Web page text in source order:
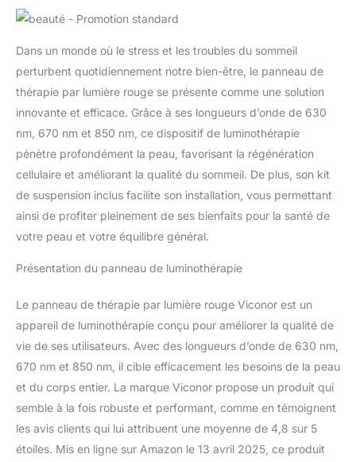
Dans un monde où le stress et les troubles du sommeil
perturbent quotidiennement notre bien-être, le panneau de
thérapie par lumière rouge se présente comme une solution
innovante et efficace. Grâce à ses longueurs d’onde de 630
nm, 670 nm et 850 nm, ce dispositif de luminothérapie
pénètre profondément la peau, favorisant la régénération
cellulaire et améliorant la qualité du sommeil. De plus, son kit
de suspension inclus facilite son installation, vous permettant
ainsi de profiter pleinement de ses bienfaits pour la santé de
votre peau et votre équilibre général.
Présentation du panneau de luminothérapie
Le panneau de thérapie par lumière rouge Viconor est un
appareil de luminothérapie conçu pour améliorer la qualité de
vie de ses utilisateurs. Avec des longueurs d’onde de 630 nm,
670 nm et 850 nm, il cible efficacement les besoins de la peau
et du corps entier. La marque Viconor propose un produit qui
semble à la fois robuste et performant, comme en témoignent
les avis clients qui lui attribuent une moyenne de 4,8 sur 5
étoiles. Mis en ligne sur Amazon le 13 avril 2025, ce produit